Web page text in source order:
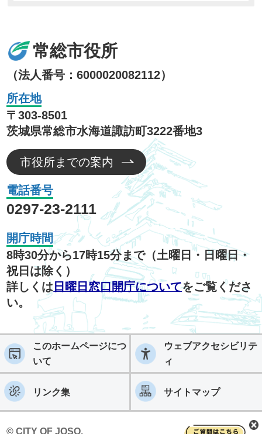
常総市役所
（法人番号：6000020082112）
所在地
〒303-8501
茨城県常総市水海道諏訪町3222番地3
市役所までの案内
電話番号
0297-23-2111
開庁時間
8時30分から17時15分まで（土曜日・日曜日・
祝日は除く）
詳しくは 日曜日窓口開庁についてをご覧くださ
い。
このホームページにつ
いて
ウェブアクセシビリテ
ィ
リンク集 サイトマップ
© CITY OF JOSO.